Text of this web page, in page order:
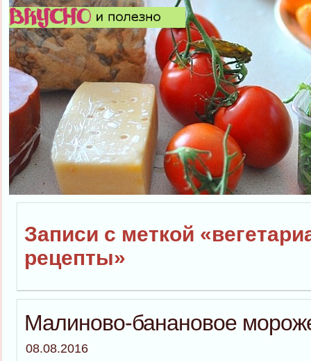
Записи с меткой
рецепты»
Малиново-банановое
08.08.2016